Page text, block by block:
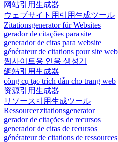
网站引用生成器
ウェブサイト用引用生成ツール
Zitationsgenerator für Websites
gerador de citações para site
generador de citas para website
générateur de citations pour site web
웹사이트용 인용 생성기
網站引用生成器
công cụ tạo trích dẫn cho trang web
资源引用生成器
リソース引用生成ツール
Ressourcenzitationsgenerator
gerador de citações de recursos
generador de citas de recursos
générateur de citations de ressources